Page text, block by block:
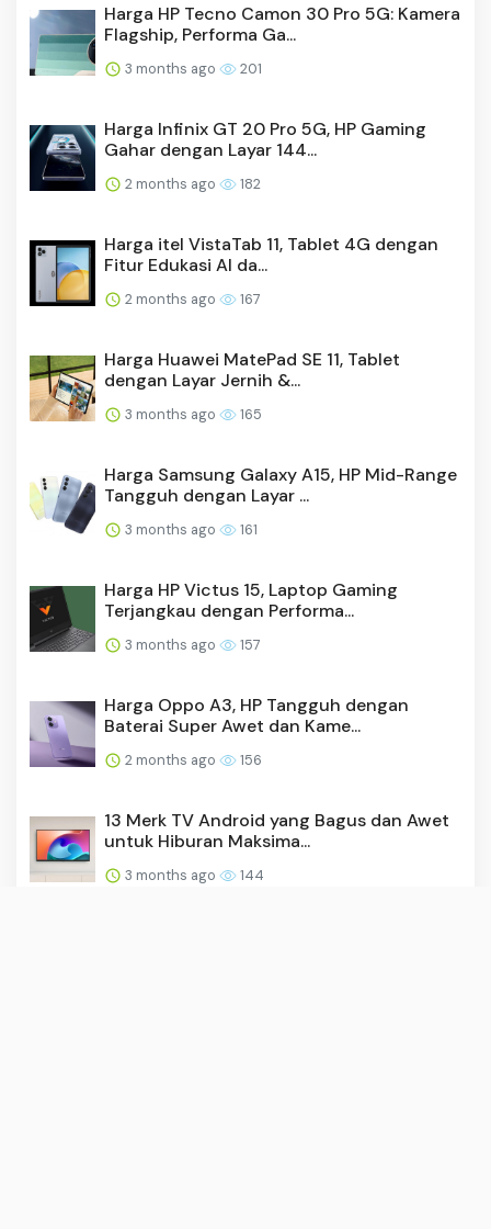
Harga HP Tecno Camon 30 Pro 5G: Kamera
Flagship, Performa Ga...
3 months ago 201
Harga Infinix GT 20 Pro 5G, HP Gaming
Gahar dengan Layar 144...
2 months ago 182
Harga itel VistaTab 11, Tablet 4G dengan
Fitur Edukasi AI da...
2 months ago 167
Harga Huawei MatePad SE 11, Tablet
dengan Layar Jernih &...
3 months ago 165
Harga Samsung Galaxy A15, HP Mid-Range
Tangguh dengan Layar ...
3 months ago 161
Harga HP Victus 15, Laptop Gaming
Terjangkau dengan Performa...
3 months ago 157
Harga Oppo A3, HP Tangguh dengan
Baterai Super Awet dan Kame...
2 months ago 156
13 Merk TV Android yang Bagus dan Awet
untuk Hiburan Maksima...
3 months ago 144